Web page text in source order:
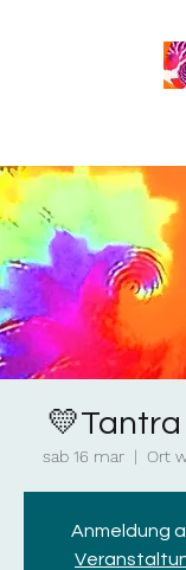
💛Tantra
sab 16 mar
  |
Ort
Anmeldung